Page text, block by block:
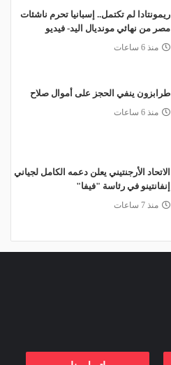
ريمونتادا لم تكتمل.. إسبانيا تحرم ناشئات
مصر من نهائي مونديال اليد- فيديو
منذ 6 ساعات
طرابزون ينفي الحجز على أموال صلاح
منذ 6 ساعات
الاتحاد الأرجنتيني يعلن دعمه الكامل لجياني
إنفانتينو في رئاسة "فيفا"
منذ 7 ساعات